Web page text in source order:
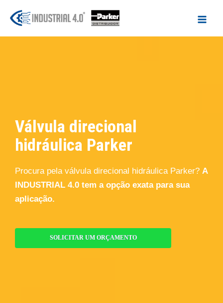
para
o
Válvula direcional
hidráulica Parker
Procura pela válvula direcional hidráulica Parker? A
INDUSTRIAL 4.0 tem a opção exata para sua
aplicação.
SOLICITAR UM ORÇAMENTO